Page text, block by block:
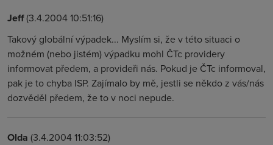
Jeff(3.4.2004 10:51:16)
Takový globální výpadek... Myslím si, že v této situaci o
možném (nebo jistém) výpadku mohl ČTc providery
informovat předem, a provideři nás. Pokud je ČTc informoval,
pak je to chyba ISP. Zajímalo by mě, jestli se někdo z vás/nás
dozvěděl předem, že to v noci nepude.
Olda (3.4.2004 11:03:52)